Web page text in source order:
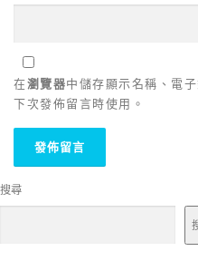
在瀏覽器中儲存顯示名稱、電
下次發佈留言時使用。
搜尋